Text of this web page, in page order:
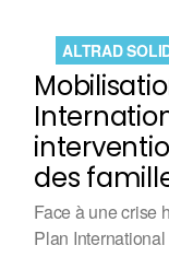
des
ALTRAD
Face à une crise
Plan